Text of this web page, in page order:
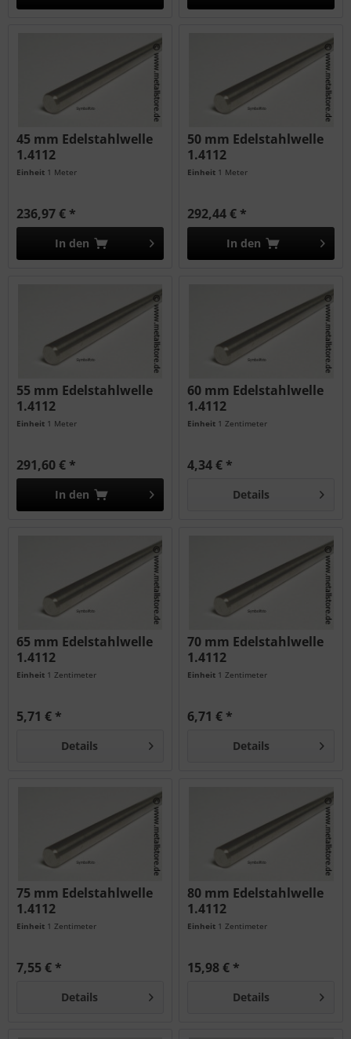
45 mm Edelstahlwelle
1.4112
Einheit 1 Meter
236,97 € *
In den
50 mm Edelstahlwelle
1.4112
Einheit 1 Meter
292,44 € *
In den
55 mm Edelstahlwelle
1.4112
Einheit 1 Meter
291,60 € *
In den
60 mm Edelstahlwelle
1.4112
Einheit 1 Zentimeter
4,34 € *
Details
65 mm Edelstahlwelle
1.4112
Einheit 1 Zentimeter
5,71 € *
Details
70 mm Edelstahlwelle
1.4112
Einheit 1 Zentimeter
6,71 € *
Details
75 mm Edelstahlwelle
1.4112
Einheit 1 Zentimeter
7,55 € *
Details
80 mm Edelstahlwelle
1.4112
Einheit 1 Zentimeter
15,98 € *
Details